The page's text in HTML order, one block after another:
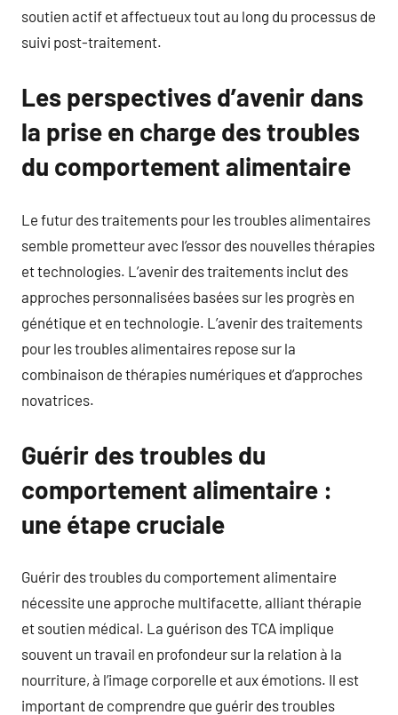
soutien actif et affectueux tout au long du processus de
suivi post-traitement.
Les perspectives d’avenir dans
la prise en charge des troubles
du comportement alimentaire
Le futur des traitements pour les troubles alimentaires
semble prometteur avec l’essor des nouvelles thérapies
et technologies. L’avenir des traitements inclut des
approches personnalisées basées sur les progrès en
génétique et en technologie. L’avenir des traitements
pour les troubles alimentaires repose sur la
combinaison de thérapies numériques et d’approches
novatrices.
Guérir des troubles du
comportement alimentaire :
une étape cruciale
Guérir des troubles du comportement alimentaire
nécessite une approche multifacette, alliant thérapie
et soutien médical. La guérison des TCA implique
souvent un travail en profondeur sur la relation à la
nourriture, à l’image corporelle et aux émotions. Il est
important de comprendre que guérir des troubles